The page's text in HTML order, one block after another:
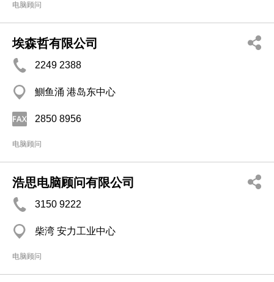
电脑顾问
埃森哲有限公司
2249 2388
鰂鱼涌 港岛东中心
2850 8956
电脑顾问
浩思电脑顾问有限公司
3150 9222
柴湾 安力工业中心
电脑顾问